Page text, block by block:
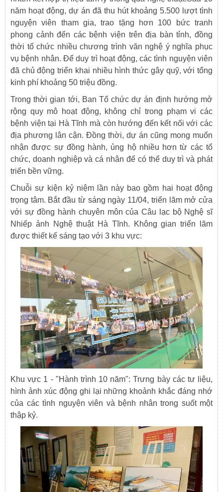
năm hoạt động, dự án đã thu hút khoảng 5.500 lượt tình
nguyện viên tham gia, trao tặng hơn 100 bức tranh
phong cảnh đến các bệnh viện trên địa bàn tỉnh, đồng
thời tổ chức nhiều chương trình văn nghệ ý nghĩa phục
vụ bệnh nhân. Để duy trì hoạt động, các tình nguyện viên
đã chủ động triển khai nhiều hình thức gây quỹ, với tổng
kinh phí khoảng 50 triệu đồng.
Trong thời gian tới, Ban Tổ chức dự án định hướng mở
rộng quy mô hoạt động, không chỉ trong phạm vi các
bệnh viện tại Hà Tĩnh mà còn hướng đến kết nối với các
địa phương lân cận. Đồng thời, dự án cũng mong muốn
nhận được sự đồng hành, ủng hộ nhiều hơn từ các tổ
chức, doanh nghiệp và cá nhân để có thể duy trì và phát
triển bền vững.
Chuỗi sự kiện kỷ niệm lần này bao gồm hai hoạt động
trọng tâm. Bắt đầu từ sáng ngày 11/04, triển lãm mở cửa
với sự đồng hành chuyên môn của Câu lạc bộ Nghệ sĩ
Nhiếp ảnh Nghệ thuật Hà Tĩnh. Không gian triển lãm
được thiết kế sáng tạo với 3 khu vực:
Khu vực 1 - "Hành trình 10 năm": Trưng bày các tư liệu,
hình ảnh xúc động ghi lại những khoảnh khắc đáng nhớ
của các tình nguyện viên và bệnh nhân trong suốt một
thập kỷ.